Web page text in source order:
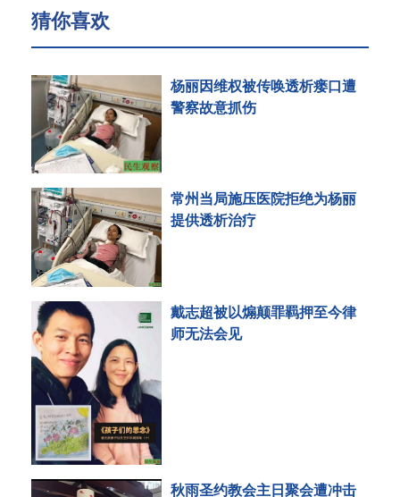
猜你喜欢
杨丽因维权被传唤透析瘘口遭
警察故意抓伤
常州当局施压医院拒绝为杨丽
提供透析治疗
戴志超被以煽颠罪羁押至今律
师无法会见
秋雨圣约教会主日聚会遭冲击